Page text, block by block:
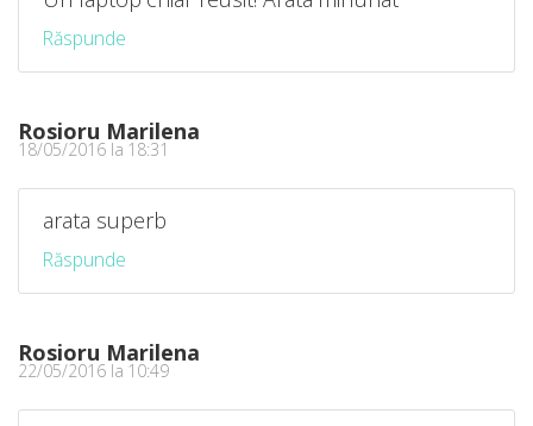
Răspunde
Rosioru Marilena
18/05/2016 la 18:31
arata superb
Răspunde
Rosioru Marilena
22/05/2016 la 10:49